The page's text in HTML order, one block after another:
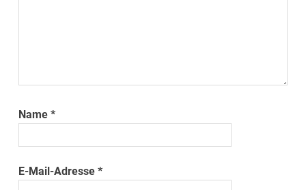
Name*
E-Mail-Adresse*